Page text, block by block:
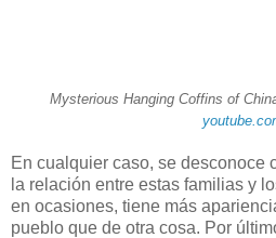
Mysterious Hanging Coffins of
En cualquier caso, se desconoce
la relación entre estas familias y
en ocasiones, tiene más
pueblo que de otra cosa. Por